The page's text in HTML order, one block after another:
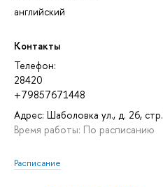
английский
Контакты
Телефон:
28420
+79857671448
Адрес: Шаболовка ул., д. 26,
Время работы: По расписанию
Расписание